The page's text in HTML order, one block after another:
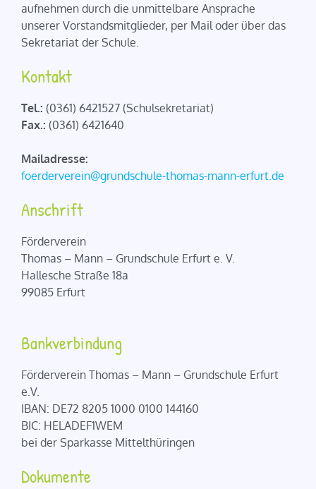
aufnehmen durch die unmittelbare Ansprache
unserer Vorstandsmitglieder, per Mail oder über das
Sekretariat der Schule.
Kontakt
Tel.: (0361) 6421527 (Schulsekretariat)
Fax.: (0361) 6421640
Mailadresse:
foerderverein@grundschule-thomas-mann-erfurt.de
Anschrift
Förderverein
Thomas – Mann – Grundschule Erfurt e. V.
Hallesche Straße 18a
99085 Erfurt
Bankverbindung
Förderverein Thomas – Mann – Grundschule Erfurt
e.V.
IBAN: DE72 8205 1000 0100 144160
BIC: HELADEF1WEM
bei der Sparkasse Mittelthüringen
Dokumente